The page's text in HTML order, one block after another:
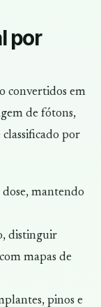
por
convertidos em
de fótons,
por
dose, mantendo
distinguir
mapas de
pinos e